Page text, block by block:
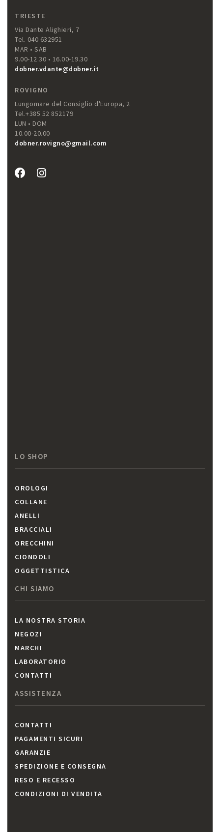
TRIESTE
Via Dante Alighieri, 7
Tel. 040 632951
MAR • SAB
9.00-12.30 • 16.00-19.30
dobner.vdante@dobner.it
ROVIGNO
Lungomare del Consiglio d'Europa, 2
Tel.+385 52 852179
LUN • DOM
10.00-20.00
dobner.rovigno@gmail.com
LO SHOP
OROLOGI
COLLANE
ANELLI
BRACCIALI
ORECCHINI
CIONDOLI
OGGETTISTICA
CHI SIAMO
LA NOSTRA STORIA
NEGOZI
MARCHI
LABORATORIO
CONTATTI
ASSISTENZA
CONTATTI
PAGAMENTI SICURI
GARANZIE
SPEDIZIONE E CONSEGNA
RESO E RECESSO
CONDIZIONI DI VENDITA